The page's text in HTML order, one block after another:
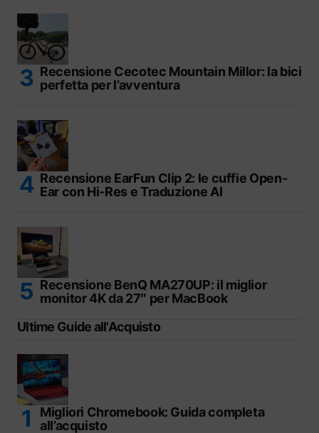
Recensione Cecotec Mountain Millor: la bici
perfetta per l’avventura
Recensione EarFun Clip 2: le cuffie Open-
Ear con Hi-Res e Traduzione AI
Recensione BenQ MA270UP: il miglior
monitor 4K da 27″ per MacBook
Ultime Guide all'Acquisto
Migliori Chromebook: Guida completa
all’acquisto